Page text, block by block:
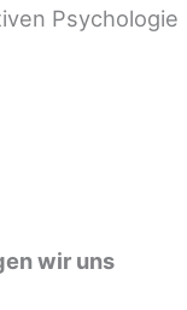
Psychologie
wir uns